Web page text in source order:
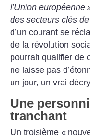
l’Union européenne
des secteurs clés de
d’un courant se
de la révolution
pourrait qualifier de
ne laisse pas
un jour, un vrai
Une
tranchant
Un troisième «